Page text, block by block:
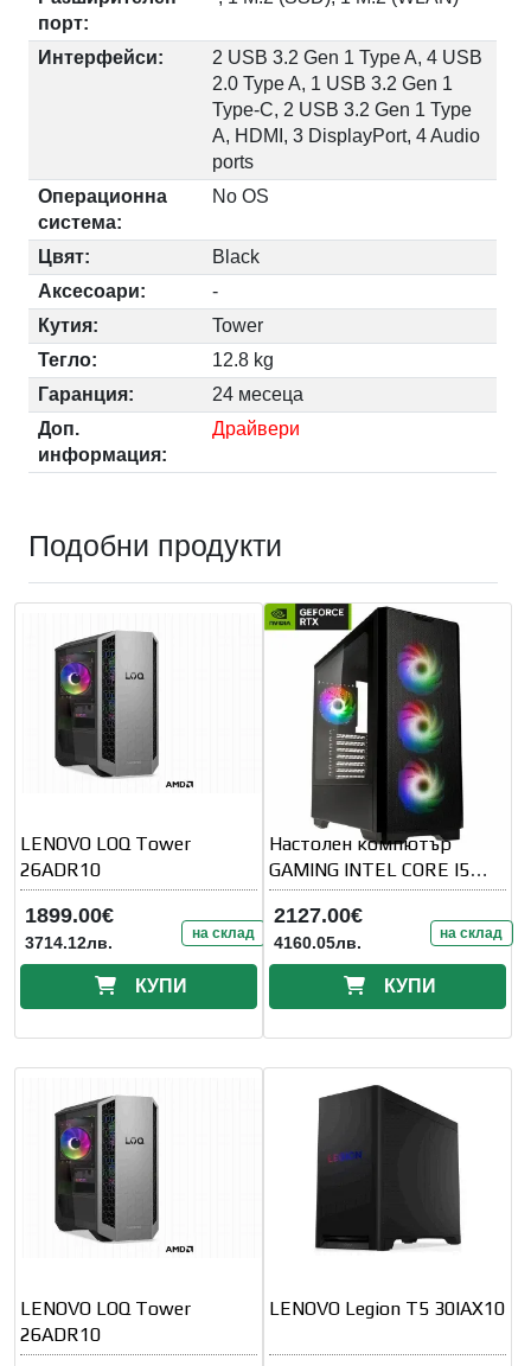
порт:
Интерфейси:
2 USB 3.2 Gen 1 Type A, 4 USB
2.0 Type A, 1 USB 3.2 Gen 1
Type-C, 2 USB 3.2 Gen 1 Type
A, HDMI, 3 DisplayPort, 4 Audio
ports
Операционна
система:
No OS
Цвят:
Black
Аксесоари:
-
Кутия:
Tower
Тегло:
12.8 kg
Гаранция:
24 месеца
Доп.
информация:
Драйвери
Подобни продукти
LENOVO LOQ Tower
26ADR10
1899.00€
3714.12лв. на склад
КУПИ
Настолен компютър
GAMING INTEL CORE I5
14400F GEFORCE RTX5070
2127.00€
4160.05лв. на склад
КУПИ
LENOVO LOQ Tower
26ADR10
LENOVO Legion T5 30IAX10